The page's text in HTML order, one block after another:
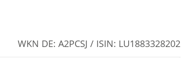
WKN DE: A2PCSJ / ISIN: LU1883328202